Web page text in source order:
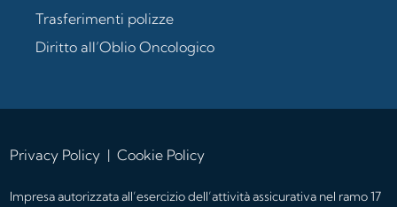
Trasferimenti polizze
Diritto all’Oblio Oncologico
Privacy Policy |Cookie Policy
Impresa autorizzata all’esercizio dell’attività assicurativa nel ramo 17